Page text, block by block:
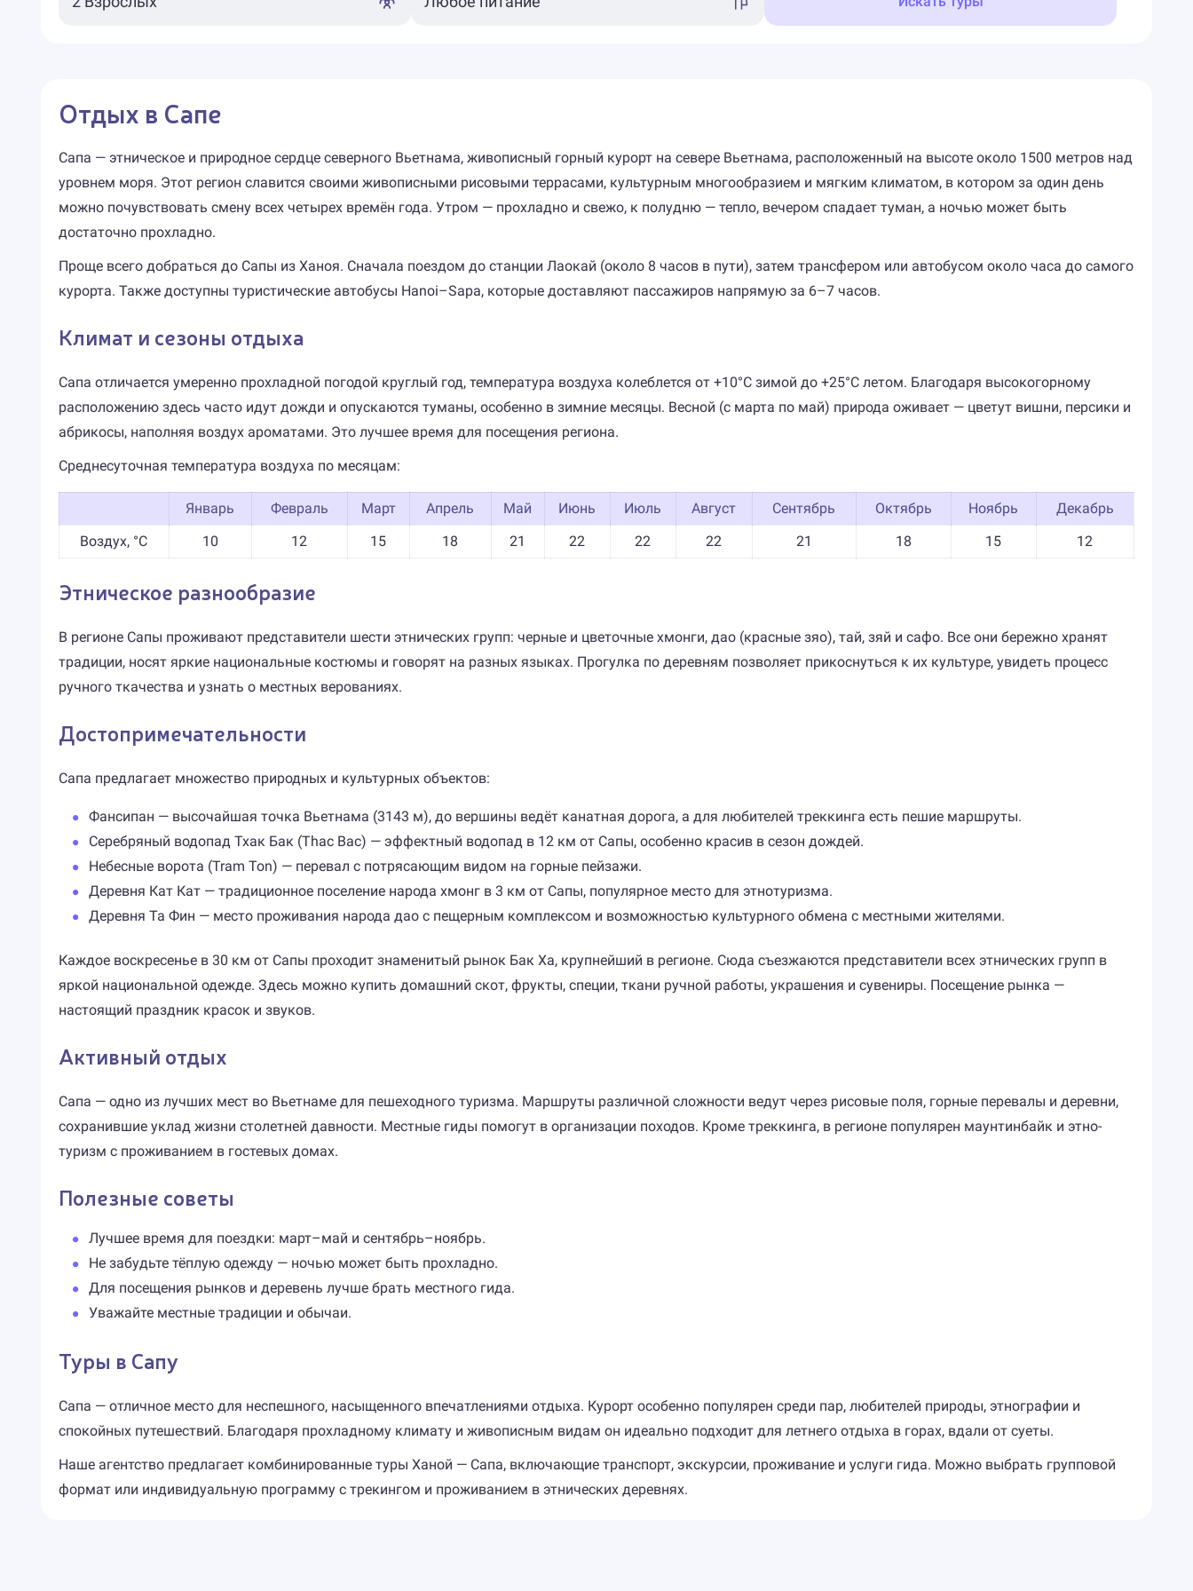
Отдых в Сапе
Сапа — этническое и природное сердце северного Вьетнама, живописный горный курорт на севере Вьетнама, расположенный на высоте около 1500 метров над
уровнем моря. Этот регион славится своими живописными рисовыми террасами, культурным многообразием и мягким климатом, в котором за один день
можно почувствовать смену всех четырех времён года. Утром — прохладно и свежо, к полудню — тепло, вечером спадает туман, а ночью может быть
достаточно прохладно.
Проще всего добраться до Сапы из Ханоя. Сначала поездом до станции Лаокай (около 8 часов в пути), затем трансфером или автобусом около часа до самого
курорта. Также доступны туристические автобусы Hanoi–Sapa, которые доставляют пассажиров напрямую за 6–7 часов.
Климат и сезоны отдыха
Сапа отличается умеренно прохладной погодой круглый год, температура воздуха колеблется от +10°C зимой до +25°C летом. Благодаря высокогорному
расположению здесь часто идут дожди и опускаются туманы, особенно в зимние месяцы. Весной (с марта по май) природа оживает — цветут вишни, персики и
абрикосы, наполняя воздух ароматами. Это лучшее время для посещения региона.
Среднесуточная температура воздуха по месяцам:
Январь Февраль Март Апрель Май Июнь Июль Август Сентябрь Октябрь Ноябрь
Декабрь
Воздух, °C
10 12 15 18 21 22 22 22 21 18 15 12
Этническое разнообразие
В регионе Сапы проживают представители шести этнических групп: черные и цветочные хмонги, дао (красные зяо), тай, зяй и сафо. Все они бережно хранят
традиции, носят яркие национальные костюмы и говорят на разных языках. Прогулка по деревням позволяет прикоснуться к их культуре, увидеть процесс
ручного ткачества и узнать о местных верованиях.
Достопримечательности
Сапа предлагает множество природных и культурных объектов:
Фансипан — высочайшая точка Вьетнама (3143 м), до вершины ведёт канатная дорога, а для любителей треккинга есть пешие маршруты.
Серебряный водопад Тхак Бак (Thac Bac) — эффектный водопад в 12 км от Сапы, особенно красив в сезон дождей.
Небесные ворота (Tram Ton) — перевал с потрясающим видом на горные пейзажи.
Деревня Кат Кат — традиционное поселение народа хмонг в 3 км от Сапы, популярное место для этнотуризма.
Деревня Та Фин — место проживания народа дао с пещерным комплексом и возможностью культурного обмена с местными жителями.
Каждое воскресенье в 30 км от Сапы проходит знаменитый рынок Бак Ха, крупнейший в регионе. Сюда съезжаются представители всех этнических групп в
яркой национальной одежде. Здесь можно купить домашний скот, фрукты, специи, ткани ручной работы, украшения и сувениры. Посещение рынка —
настоящий праздник красок и звуков.
Активный отдых
Сапа — одно из лучших мест во Вьетнаме для пешеходного туризма. Маршруты различной сложности ведут через рисовые поля, горные перевалы и деревни,
сохранившие уклад жизни столетней давности. Местные гиды помогут в организации походов. Кроме треккинга, в регионе популярен маунтинбайк и этно-
туризм с проживанием в гостевых домах.
Полезные советы
Лучшее время для поездки: март–май и сентябрь–ноябрь.
Не забудьте тёплую одежду — ночью может быть прохладно.
Для посещения рынков и деревень лучше брать местного гида.
Уважайте местные традиции и обычаи.
Туры в Сапу
Сапа — отличное место для неспешного, насыщенного впечатлениями отдыха. Курорт особенно популярен среди пар, любителей природы, этнографии и
спокойных путешествий. Благодаря прохладному климату и живописным видам он идеально подходит для летнего отдыха в горах, вдали от суеты.
Наше агентство предлагает комбинированные туры Ханой — Сапа, включающие транспорт, экскурсии, проживание и услуги гида. Можно выбрать групповой
формат или индивидуальную программу с трекингом и проживанием в этнических деревнях.